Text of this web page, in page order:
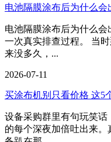
电池隔膜涂布后为什么会
电池隔膜涂布后为什么
一次真实排查过程。 当
来没多久，...
2026-07-11
买涂布机别只看价格 这5
设备采购群里有句玩笑
的每个深夜加倍吐出来